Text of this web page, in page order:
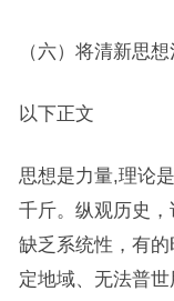
（六）将清新思
以下正文
思想是力量,理论
千斤。纵观历史，
缺乏系统性，有
定地域、无法普